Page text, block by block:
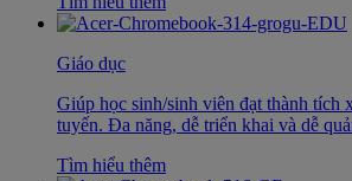
Giáo dục
Giúp học sinh/sinh viên đạt thành tích
tuyến. Đa năng, dễ triển khai và dễ
Tìm hiểu thêm